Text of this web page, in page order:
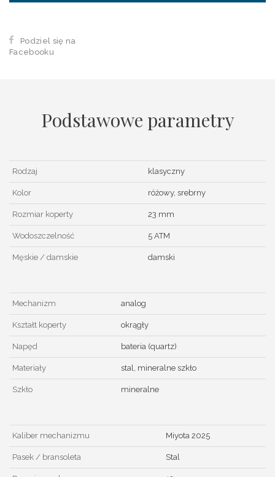
Podziel się na
Facebooku
Podstawowe parametry
Rodzaj klasyczny
Kolor różowy, srebrny
Rozmiar koperty 23 mm
Wodoszczelność 5 ATM
Męskie / damskie damski
Mechanizm analog
Kształt koperty okrągły
Napęd bateria (quartz)
Materiały stal, mineralne szkło
Szkło mineralne
Kaliber mechanizmu Miyota 2025
Pasek / bransoleta Stal